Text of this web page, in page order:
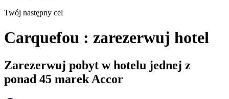
Twój następny cel
Carquefou : zarezerwuj hotel
Zarezerwuj pobyt w hotelu jednej z
ponad 45 marek Accor